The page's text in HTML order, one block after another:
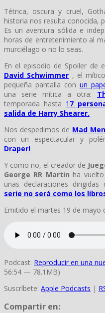
Tétrica, oscura y cruel,
historia nos resulta conocida,
Es un aventura sólida e
horas de entretenimiento al
murciélago o no lo seas.
En el episodio de Spoiler de
David Schwimmer , el
pequeña pantalla con un
una serie mítica a otra:
temporada hasta 1 7
salida de Harry Shearer.
Nos despedimos de Mad Men
con un espectacular y
Draper!
Y como no, el creador de
George RR Martin ha
unas declaraciones
serie no será como los
Emitido el martes 19 de mayo
Podcast: Reproducir en una
56:54 — 78.1MB)
Suscríbete: Apple Podcasts |
Compartir en: